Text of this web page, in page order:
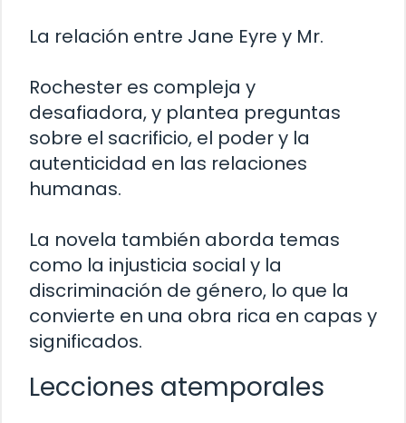
La relación entre Jane Eyre y Mr.
Rochester es compleja y
desafiadora, y plantea preguntas
sobre el sacrificio, el poder y la
autenticidad en las relaciones
humanas.
La novela también aborda temas
como la injusticia social y la
discriminación de género, lo que la
convierte en una obra rica en capas y
significados.
Lecciones atemporales